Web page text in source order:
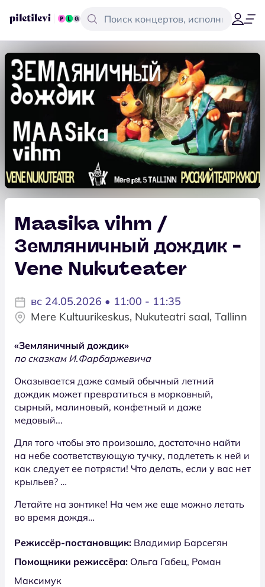
Maasika vihm /
Земляничный дождик -
Vene Nukuteater
вс 24.05.2026 • 11:00 - 11:35
Mere Kultuurikeskus, Nukuteatri saal, Tallinn
«Земляничный дождик»
по сказкам И.Фарбаржевича
Оказывается даже самый обычный летний
дождик может превратиться в морковный,
сырный, малиновый, конфетный и даже
медовый...
Для того чтобы это произошло, достаточно найти
на небе соответствующую тучку, подлететь к ней и
как следует ее потрясти! Что делать, если у вас нет
крыльев? …
Летайте на зонтике! На чем же еще можно летать
во время дождя…
Режиссёр-постановщик: Владимир Барсегян
Помощники режиссёра: Ольга Габец, Роман
Максимук